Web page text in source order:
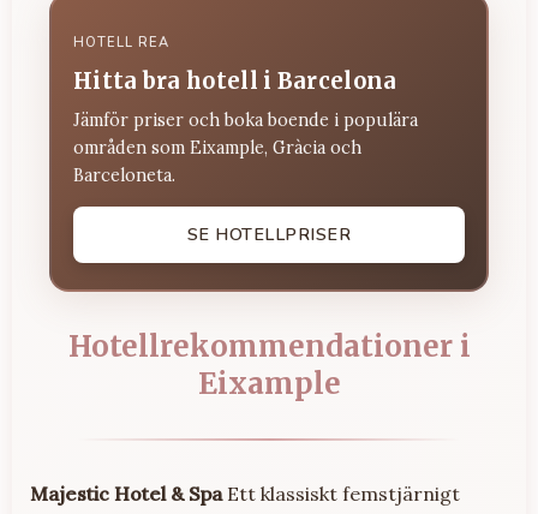
HOTELL REA
Hitta bra hotell i Barcelona
Jämför priser och boka boende i populära
områden som Eixample, Gràcia och
Barceloneta.
SE HOTELLPRISER
Hotellrekommendationer i
Eixample
Majestic Hotel & SpaEtt klassiskt femstjärnigt